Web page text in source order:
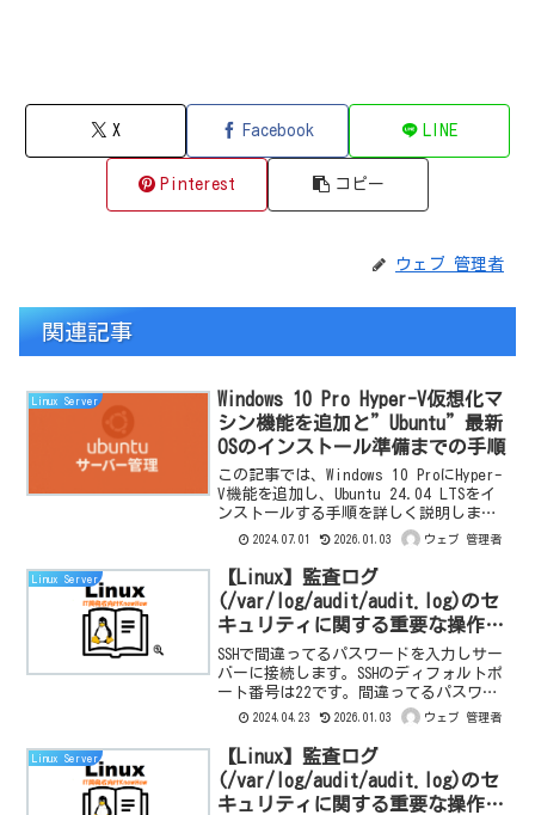
X Facebook LINE
Pinterest コピー
ウェブ 管理者
関連記事
Linux Server
Windows 10 Pro Hyper-V仮想化マ
シン機能を追加と”Ubuntu”最新
OSのインストール準備までの手順
この記事では、Windows 10 ProにHyper-
V機能を追加し、Ubuntu 24.04 LTSをイ
ンストールする手順を詳しく説明しま
す。初心者でも簡単にフォローできるよ
でを段階的にガイドします。
2024.07.01 2026.01.03 ウェブ 管理者
Linux Server
【Linux】監査ログ
(/var/log/audit/audit.log)のセ
キュリティに関する重要な操作記
録：ssh 接続失敗(パスワード不
一致)の確認手順
SSHで間違ってるパスワードを入力しサー
バーに接続します。SSHのディフォルトポ
ート番号は22です。間違ってるパスワー
ドの接続失敗に対するリナックスシステ
/var/log/auth.log を参照します。
2024.04.23 2026.01.03 ウェブ 管理者
Linux Server
【Linux】監査ログ
(/var/log/audit/audit.log)のセ
キュリティに関する重要な操作記